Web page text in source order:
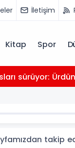
İletişim
Kitap Spor
II. Abdullah ile
takip